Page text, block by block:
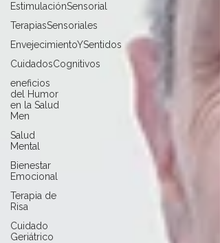
EstimulaciónSensorial
TerapiasSensoriales
EnvejecimientoYSentidos
CuidadosCognitivos
eneficios
del Humor
en la Salud
Men
Salud
Mental
Bienestar
Emocional
Terapia de
Risa
Cuidado
Geriátrico